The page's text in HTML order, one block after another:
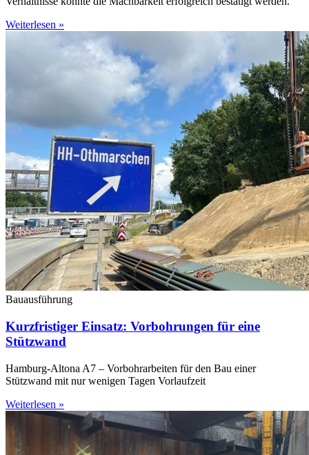
Weiterlesen »
Bauausführung
Kurzfristiger Einsatz: Vorbohrungen für eine
Stützwand
Hamburg-Altona A7 – Vorbohrarbeiten für den Bau einer
Stützwand mit nur wenigen Tagen Vorlaufzeit
Weiterlesen »